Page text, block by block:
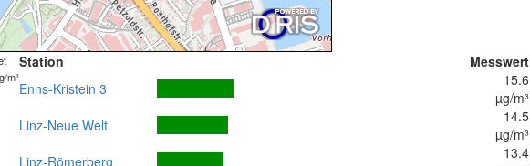
m³
Station
Messwert
Enns-Kristein 3
15.6
µg/m³
Linz-Neue Welt
14.5
µg/m³
Linz-Römerberg
13.4